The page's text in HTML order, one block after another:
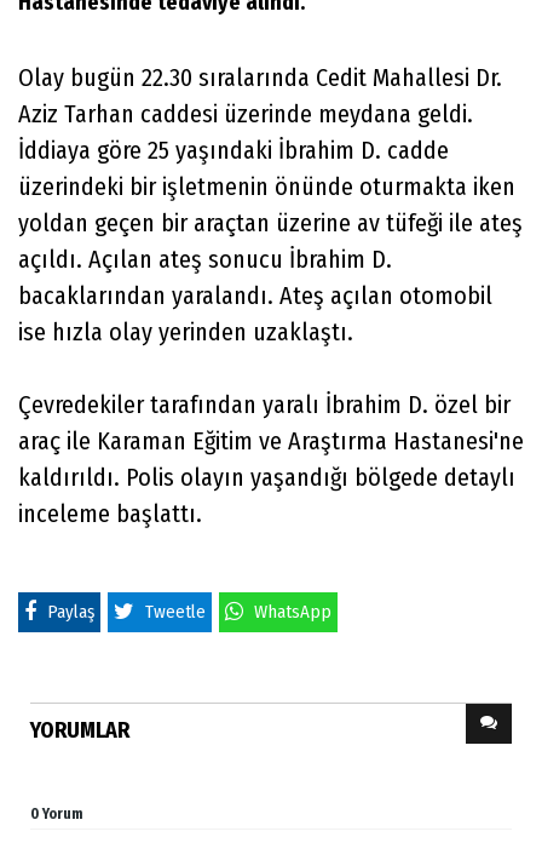
Olay bugün 22.30 sıralarında Cedit Mahallesi Dr.
Aziz Tarhan caddesi üzerinde meydana geldi.
İddiaya göre 25 yaşındaki İbrahim D. cadde
üzerindeki bir işletmenin önünde oturmakta iken
yoldan geçen bir araçtan üzerine av tüfeği ile ateş
açıldı. Açılan ateş sonucu İbrahim D.
bacaklarından yaralandı. Ateş açılan otomobil
ise hızla olay yerinden uzaklaştı.
Çevredekiler tarafından yaralı İbrahim D. özel bir
araç ile Karaman Eğitim ve Araştırma Hastanesi'ne
kaldırıldı. Polis olayın yaşandığı bölgede detaylı
inceleme başlattı.
Paylaş Tweetle WhatsApp
YORUMLAR
0 Yorum